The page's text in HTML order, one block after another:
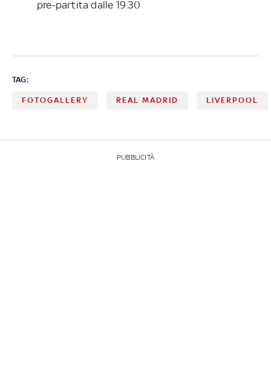
pre-partita dalle 19.30
TAG:
FOTOGALLERY REAL MADRID LIVERPOOL
PUBBLICITÀ